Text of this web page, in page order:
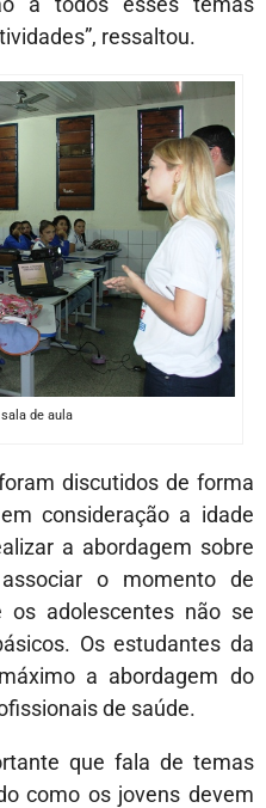
ressaltou.
de aula
discutidos de forma
consideração a idade
a abordagem sobre
o momento de
os adolescentes não se
Os estudantes da
a abordagem do
de saúde.
que fala de temas
como os jovens devem